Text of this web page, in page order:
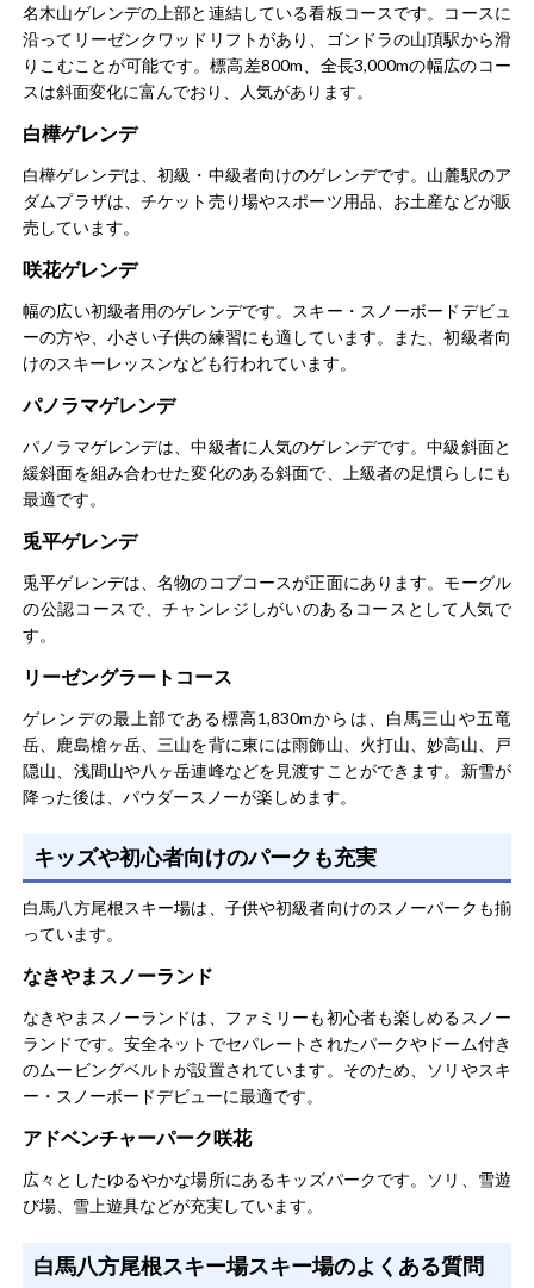
を離れたいときに利用しています。スポーツによって体の
運動にも繋がり、とにかく楽しませてもらっています。フ
リースタイルスキーヤーやスノーボーダーに人気で、トリ
ックやスタイルを披露するためのスペースもあり、施設も
充実していて飲食店も周辺に多くありました。
もっと見る
総合評価
長野県内のスキー場のファンです。ここのゲレンデのバッ
クカントリーでは、整備されていない斜面や未踏のパウダ
ースノーを楽しむことができ、今まで訪れた中でもトップ
クラスのゲレンデに入ります。優雅に滑れるスペースを確
保していて、美しい自然景観を見ながら上質な雪で、クル
ージングコースは、ゆったりとした滑りを楽しむためのコ
いて、安全に気持ちよく滑走できました。子供の春休み期
間は毎年訪れているスキー場で、子どもたちも大満足して
います。
総合評価 5.0
でいないので上級者向けかなと思います。ゲレンデは常に
整備されていて管理が行き届いているのでパウダースノー
のゲレンデを爽快に滑り楽しんでいます。白馬山脈を見渡
しながら爽快なランディングができ大満足です。急斜面や
深いパウダースノーが楽しめるコースもあり、上級者向け
り降りることや、パウダースノーの中で楽しめます。
もっと見る
CTさん 男性/20代
総合評価
長野県内で人気のゲレンデを検索していたらここを発見
し、毎週末お出かけしました。初めて来場した際には、こ
んなに美しいゲレンデがあるのかと感動を覚えました。絶
景の雪山は周辺の山を見渡すことができ、山脈を見渡しな
がら滑りました。パウダースノーのゲレンデは本格的にス
るようなコースが用意されています。このコースは、スピ
ード感を味わいながら滑ることができ、毎年訪れていま
す。
もっと見る
名木山ゲレンデの上部と連結している看板コースです。コースに
沿ってリーゼンクワッドリフトがあり、ゴンドラの山頂駅から滑
りこむことが可能です。標高差800m、全長3,000mの幅広のコー
スは斜面変化に富んでおり、人気があります。
白樺ゲレンデ
白樺ゲレンデは、初級・中級者向けのゲレンデです。山麓駅のア
ダムプラザは、チケット売り場やスポーツ用品、お土産などが販
売しています。
咲花ゲレンデ
幅の広い初級者用のゲレンデです。スキー・スノーボードデビュ
ーの方や、小さい子供の練習にも適しています。また、初級者向
けのスキーレッスンなども行われています。
パノラマゲレンデ
パノラマゲレンデは、中級者に人気のゲレンデです。中級斜面と
緩斜面を組み合わせた変化のある斜面で、上級者の足慣らしにも
最適です。
兎平ゲレンデ
兎平ゲレンデは、名物のコブコースが正面にあります。モーグル
の公認コースで、チャンレジしがいのあるコースとして人気で
す。
リーゼングラートコース
ゲレンデの最上部である標高1,830mからは、白馬三山や五竜
岳、鹿島槍ヶ岳、三山を背に東には雨飾山、火打山、妙高山、戸
隠山、浅間山や八ヶ岳連峰などを見渡すことができます。新雪が
降った後は、パウダースノーが楽しめます。
キッズや初心者向けのパークも充実
白馬八方尾根スキー場は、子供や初級者向けのスノーパークも揃
っています。
なきやまスノーランド
なきやまスノーランドは、ファミリーも初心者も楽しめるスノー
ランドです。安全ネットでセパレートされたパークやドーム付き
のムービングベルトが設置されています。そのため、ソリやスキ
ー・スノーボードデビューに最適です。
アドベンチャーパーク咲花
広々としたゆるやかな場所にあるキッズパークです。ソリ、雪遊
び場、雪上遊具などが充実しています。
白馬八方尾根スキー場スキー場のよくある質問